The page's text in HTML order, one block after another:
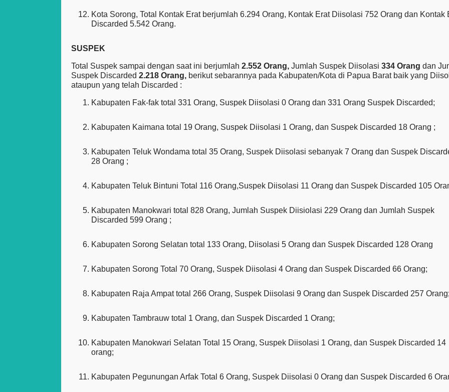
Kota Sorong, Total Kontak Erat berjumlah 6.294 Orang, Kontak Erat Diisolasi 752 Orang dan Kontak
Discarded 5.542 Orang.
SUSPEK
Total Suspek sampai dengan saat ini berjumlah 2.552 Orang, Jumlah Suspek Diisolasi 334 Orang dan
Suspek Discarded 2.218 Orang, berikut sebarannya pada Kabupaten/Kota di Papua Barat baik yang
ataupun yang telah Discarded :
Kabupaten Fak-fak total 331 Orang, Suspek Diisolasi 0 Orang dan 331 Orang Suspek Discarded;
Kabupaten Kaimana total 19 Orang, Suspek Diisolasi 1 Orang, dan Suspek Discarded 18 Orang ;
Kabupaten Teluk Wondama total 35 Orang, Suspek Diisolasi sebanyak 7 Orang dan Suspek
28 Orang ;
Kabupaten Teluk Bintuni Total 116 Orang,Suspek Diisolasi 11 Orang dan Suspek Discarded 105
Kabupaten Manokwari total 828 Orang, Jumlah Suspek Diisiolasi 229 Orang dan Jumlah Suspek
Discarded 599 Orang ;
Kabupaten Sorong Selatan total 133 Orang, Diisolasi 5 Orang dan Suspek Discarded 128 Orang
Kabupaten Sorong Total 70 Orang, Suspek Diisolasi 4 Orang dan Suspek Discarded 66 Orang;
Kabupaten Raja Ampat total 266 Orang, Suspek Diisolasi 9 Orang dan Suspek Discarded 257 Orang;
Kabupaten Tambrauw total 1 Orang, dan Suspek Discarded 1 Orang;
Kabupaten Manokwari Selatan Total 15 Orang, Suspek Diisolasi 1 Orang, dan Suspek Discarded 14
orang;
Kabupaten Pegunungan Arfak Total 6 Orang, Suspek Diisolasi 0 Orang dan Suspek Discarded 6